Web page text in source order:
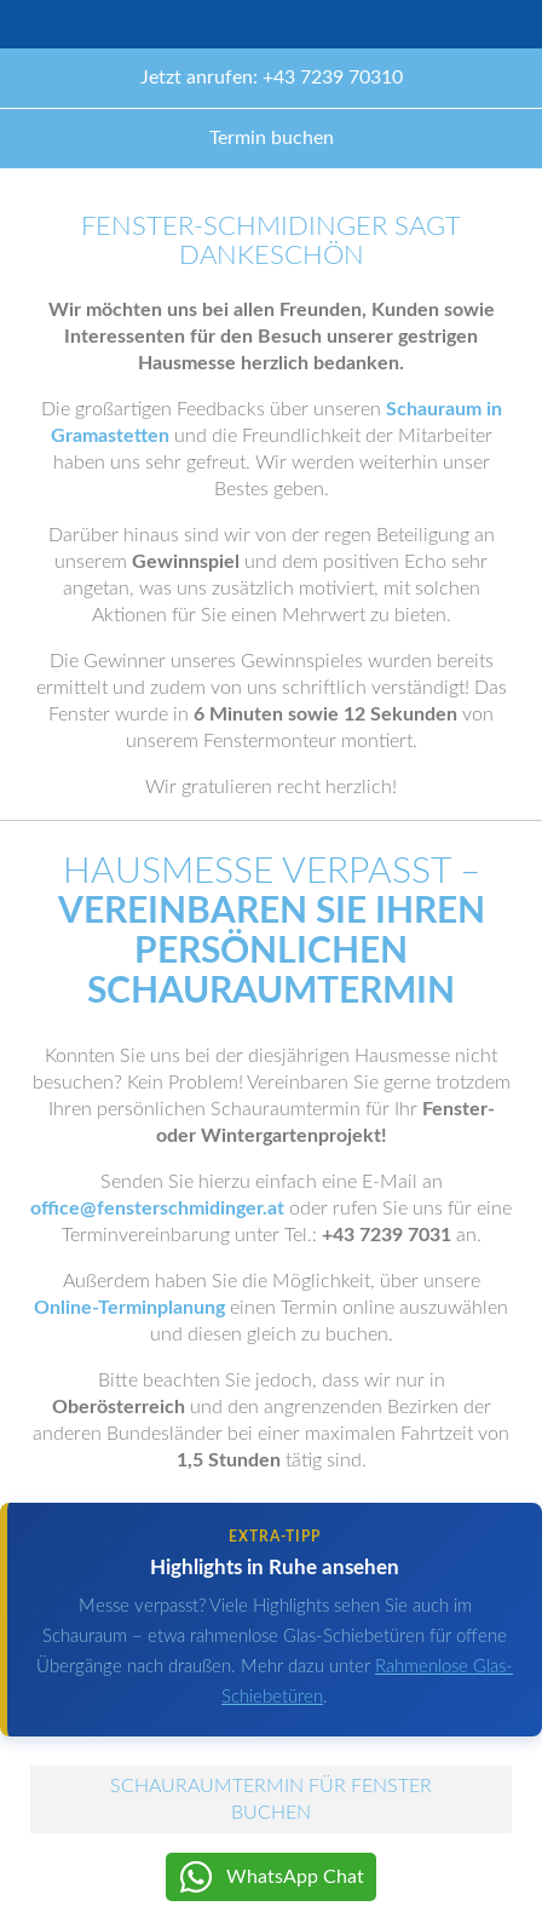
Jetzt anrufen: +43 7239 70310
Termin buchen
FENSTER-SCHMIDINGER SAGT
DANKESCHÖN
Wir möchten uns bei allen Freunden, Kunden sowie
Interessenten für den Besuch unserer gestrigen
Hausmesse herzlich bedanken.
Die großartigen Feedbacks über unseren Schauraum in
Gramastetten und die Freundlichkeit der Mitarbeiter
haben uns sehr gefreut. Wir werden weiterhin unser
Bestes geben.
Darüber hinaus sind wir von der regen Beteiligung an
unserem Gewinnspiel
und dem positiven Echo sehr
angetan, was uns zusätzlich motiviert, mit solchen
Aktionen für Sie einen Mehrwert zu bieten.
Die Gewinner unseres Gewinnspieles wurden bereits
ermittelt und zudem von uns schriftlich verständigt! Das
Fenster wurde in 6 Minuten sowie 12 Sekunden von
unserem Fenstermonteur montiert.
Wir gratulieren recht herzlich!
HAUSMESSE VERPASST –
VEREINBAREN SIE IHREN
PERSÖNLICHEN
SCHAURAUMTERMIN
Konnten Sie uns bei der diesjährigen Hausmesse nicht
besuchen? Kein Problem! Vereinbaren Sie gerne trotzdem
Ihren persönlichen Schauraumtermin für Ihr Fenster-
oder Wintergartenprojekt!
Senden Sie hierzu einfach eine E-Mail an
office@fensterschmidinger.at oder rufen Sie uns für eine
Terminvereinbarung unter Tel.: +43 7239 7031 an.
Außerdem haben Sie die Möglichkeit, über unsere
Online-Terminplanungeinen Termin online auszuwählen
und diesen gleich zu buchen.
Bitte beachten Sie jedoch, dass wir nur in
Oberösterreich und den angrenzenden Bezirken der
anderen Bundesländer bei einer maximalen Fahrtzeit von
1,5 Stunden tätig sind.
EXTRA-TIPP
Highlights in Ruhe ansehen
Messe verpasst? Viele Highlights sehen Sie auch im
Schauraum – etwa rahmenlose Glas-Schiebetüren für offene
Übergänge nach draußen. Mehr dazu unter Rahmenlose Glas-
Schiebetüren.
SCHAURAUMTERMIN FÜR FENSTER
BUCHEN
WhatsApp Chat